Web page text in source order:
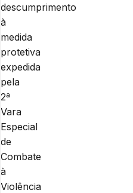
descumprimento
à
medida
protetiva
expedida
pela
2ª
Vara
Especial
de
Combate
à
Violência